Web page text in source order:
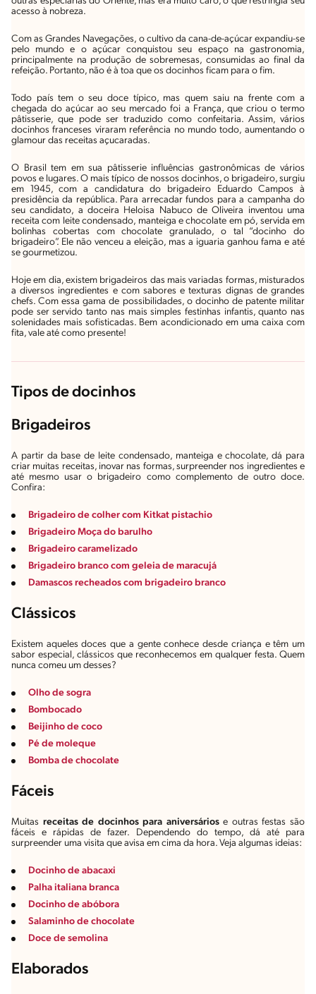
acesso à nobreza.
Com as Grandes Navegações, o cultivo da cana-de-açúcar expandiu-se
pelo mundo e o açúcar conquistou seu espaço na gastronomia,
principalmente na produção de sobremesas, consumidas ao final da
refeição. Portanto, não é à toa que os docinhos ficam para o fim.
Todo país tem o seu doce típico, mas quem saiu na frente com a
chegada do açúcar ao seu mercado foi a França, que criou o termo
pâtisserie, que pode ser traduzido como confeitaria. Assim, vários
docinhos franceses viraram referência no mundo todo, aumentando o
glamour das receitas açucaradas.
O Brasil tem em sua pâtisserieinfluências gastronômicas de vários
povos e lugares. O mais típico de nossos docinhos, o brigadeiro, surgiu
em 1945, com a candidatura do brigadeiro Eduardo Campos à
presidência da república. Para arrecadar fundos para a campanha do
seu candidato, a doceira Heloisa Nabuco de Oliveira inventou uma
receita com leite condensado, manteiga e chocolate em pó, servida em
bolinhas cobertas com chocolate granulado, o tal “docinho do
brigadeiro”. Ele não venceu a eleição, mas a iguaria ganhou fama e até
se gourmetizou.
Hoje em dia, existem brigadeiros das mais variadas formas, misturados
a diversos ingredientes e com sabores e texturas dignas de grandes
chefs. Com essa gama de possibilidades, o docinho de patente militar
pode ser servido tanto nas mais simples festinhas infantis, quanto nas
solenidades mais sofisticadas. Bem acondicionado em uma caixa com
fita, vale até como presente!
Tipos de docinhos
Brigadeiros
A partir da base de leite condensado, manteiga e chocolate, dá para
criar muitas receitas, inovar nas formas, surpreender nos ingredientes e
até mesmo usar o brigadeiro como complemento de outro doce.
Confira:
Brigadeiro de colher com Kitkat pistachio
Brigadeiro Moça do barulho
Brigadeiro caramelizado
Brigadeiro branco com geleia de maracujá
Damascos recheados com brigadeiro branco
Clássicos
Existem aqueles doces que a gente conhece desde criança e têm um
sabor especial, clássicos que reconhecemos em qualquer festa. Quem
nunca comeu um desses?
Olho de sogra
Bombocado
Beijinho de coco
Pé de moleque
Bomba de chocolate
Fáceis
Muitas receitas de docinhos para aniversáriose outras festas são
fáceis e rápidas de fazer. Dependendo do tempo, dá até para
surpreender uma visita que avisa em cima da hora. Veja algumas ideias:
Docinho de abacaxi
Palha italiana branca
Docinho de abóbora
Salaminho de chocolate
Doce de semolina
Elaborados